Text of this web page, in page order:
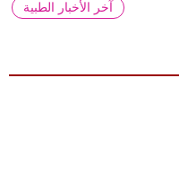
آخر الأخبار الطبية